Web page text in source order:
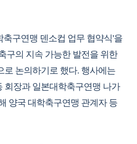
축구연맹 덴소컵 업무 협약식’을
구의 지속 가능한 발전을 위한
로 논의하기로 했다. 행사에는
회장과 일본대학축구연맹 나가
양국 대학축구연맹 관계자 등